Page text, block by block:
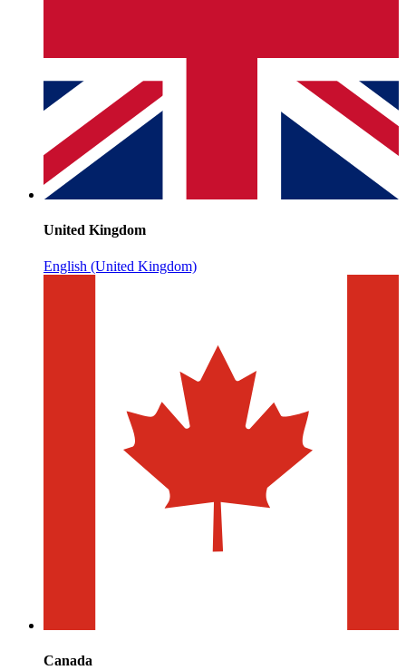
United Kingdom
English (United Kingdom)
Canada